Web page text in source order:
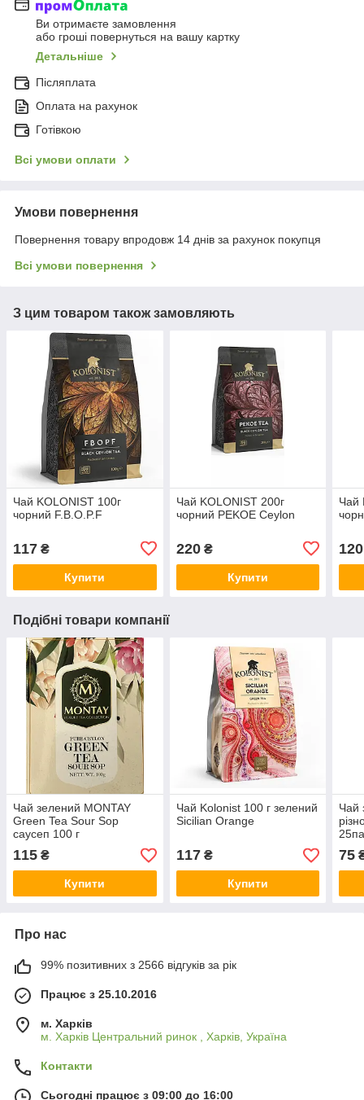
Ви отримаєте замовлення
або гроші повернуться на вашу картку
Детальніше
Післяплата
Оплата на рахунок
Готівкою
Всі умови оплати
Умови повернення
Повернення товару впродовж 14 днів за рахунок покупця
Всі умови повернення
З цим товаром також замовляють
Чай KOLONIST 100г
чорний F.B.O.P.F
117 ₴
Купити
Чай KOLONIST 200г
чорний PEKOE Ceylon
220₴
Купити
Чай
120
Подібні товари компанії
Чай зелений MONTAY
Green Tea Sour Sop
саусеп 100 г
115 ₴
Купити
Чай Kolonist 100 г зелений
Sicilian Orange
117₴
Купити
Чай
75
Про нас
99% позитивних з 2566 відгуків за рік
Працює з 25.10.2016
м. Харків
м. Харків Центральний ринок , Харків, Україна
Контакти
Сьогодні працює з 09:00 до 16:00